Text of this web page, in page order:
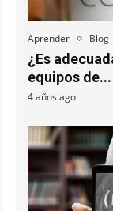
Aprender Blog
¿Es
equipos de...
4 años ago